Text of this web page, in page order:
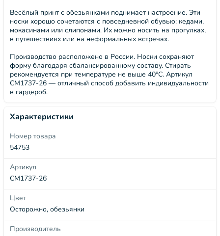
Весёлый принт с обезьянками поднимает настроение. Эти
носки хорошо сочетаются с повседневной обувью: кедами,
мокасинами или слипонами. Их можно носить на прогулках,
в путешествиях или на неформальных встречах.
Производство расположено в России. Носки сохраняют
форму благодаря сбалансированному составу. Стирать
рекомендуется при температуре не выше 40°C. Артикул
СМ1737-26 — отличный способ добавить индивидуальности
в гардероб.
Характеристики
Номер товара
54753
Артикул
СМ1737-26
Цвет
Осторожно, обезьянки
Производитель